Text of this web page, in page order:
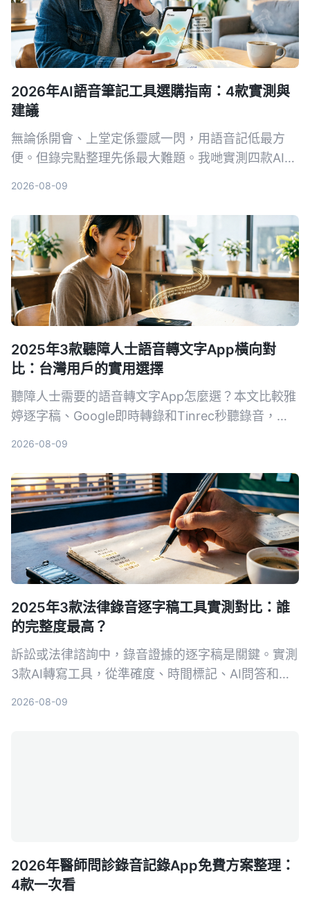
2026年AI語音筆記工具選購指南：4款實測與
建議
無論係開會、上堂定係靈感一閃，用語音記低最方
便。但錄完點整理先係最大難題。我哋實測四款AI語
知識。
2026-08-09
2025年3款聽障人士語音轉文字App橫向對
比：台灣用戶的實用選擇
聽障人士需要的語音轉文字App怎麼選？本文比較雅
婷逐字稿、Google即時轉錄和Tinrec秒聽錄音，從
2026-08-09
2025年3款法律錄音逐字稿工具實測對比：誰
的完整度最高？
訴訟或法律諮詢中，錄音證據的逐字稿是關鍵。實測
3款AI轉寫工具，從準確度、時間標記、AI問答和法
2026-08-09
2026年醫師問診錄音記錄App免費方案整理：
4款一次看